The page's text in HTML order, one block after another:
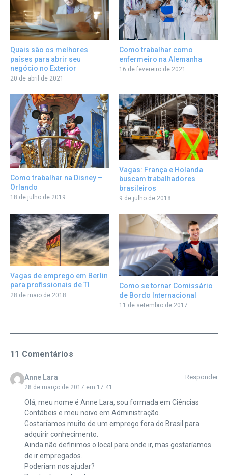
Quais são os melhores
países para abrir seu
negócio no Exterior
20 de abril de 2021
Como trabalhar como
enfermeiro na Alemanha
16 de fevereiro de 2021
Como trabalhar na Disney –
Orlando
18 de julho de 2019
Vagas: França e Holanda
buscam trabalhadores
brasileiros
9 de julho de 2018
Vagas de emprego em Berlin
para profissionais de TI
28 de maio de 2018
Como se tornar Comissário
de Bordo Internacional
11 de setembro de 2017
11 Comentários
Anne Lara
28 de março de 2017 em 17:41
Responder
Olá, meu nome é Anne Lara, sou formada em Ciências
Contábeis e meu noivo em Administração.
Gostaríamos muito de um emprego fora do Brasil para
adquirir conhecimento.
Ainda não definimos o local para onde ir, mas gostaríamos
de ir empregados.
Poderiam nos ajudar?